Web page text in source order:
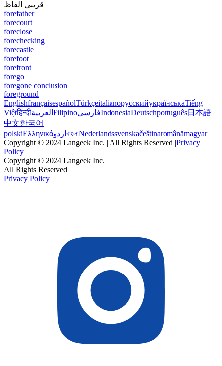
قریبی الفاظ
forefather
forecourt
foreclose
forechecking
forecastle
forefoot
forefront
forego
foregone conclusion
foreground
EnglishfrançaisespañolTürkçeitalianoрусскийукраїнськаTiếng
Việtहिन्दीالعربية FilipinoفارسیIndonesiaDeutschportuguês日本語
中文한국어
polskiΕλληνικάاردو বাংলাNederlandssvenskačeštinaromânămagyar
Copyright © 2024 Langeek Inc. | All Rights Reserved |Privacy
Policy
Copyright © 2024 Langeek Inc.
All Rights Reserved
Privacy Policy